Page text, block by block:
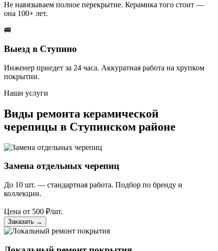
Не навязываем полное перекрытие. Керамика того стоит —
она 100+ лет.
🚐
Выезд в Ступино
Инженер приедет за 24 часа. Аккуратная работа на хрупком
покрытии.
Наши услуги
Виды ремонта керамической
черепицы в Ступинском районе
Замена отдельных черепиц
До 10 шт. — стандартная работа. Подбор по бренду и
коллекции.
Цена от 500 ₽/шт.
Заказать →